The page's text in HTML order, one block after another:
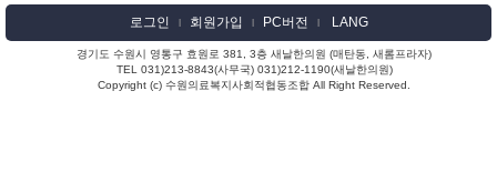
로그인 l 회원가입 l PC버전 l LANG
경기도 수원시 영통구 효원로 381, 3층 새날한의원 (매탄동, 새롬프라자)
TEL 031)213-8843(사무국) 031)212-1190(새날한의원)
Copyright (c) 수원의료복지사회적협동조합 All Right Reserved.